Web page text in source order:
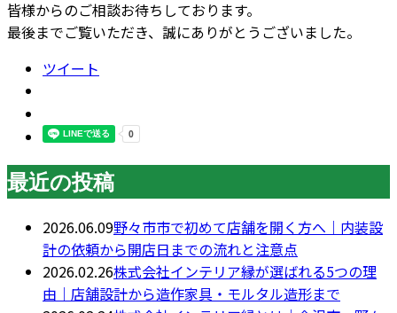
皆様からのご相談お待ちしております。
最後までご覧いただき、誠にありがとうございました。
ツイート
最近の投稿
2026.06.09野々市市で初めて店舗を開く方へ｜内装設
計の依頼から開店日までの流れと注意点
2026.02.26株式会社インテリア縁が選ばれる5つの理
由｜店舗設計から造作家具・モルタル造形まで